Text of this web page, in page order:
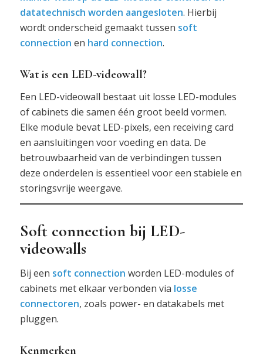
datatechnisch worden aangesloten. Hierbij
wordt onderscheid gemaakt tussen soft
connection en hard connection.
Wat is een LED-videowall?
Een LED-videowall bestaat uit losse LED-modules
of cabinets die samen één groot beeld vormen.
Elke module bevat LED-pixels, een receiving card
en aansluitingen voor voeding en data. De
betrouwbaarheid van de verbindingen tussen
deze onderdelen is essentieel voor een stabiele en
storingsvrije weergave.
Soft connection bij LED-
videowalls
Bij een soft connection worden LED-modules of
cabinets met elkaar verbonden via losse
connectoren, zoals power- en datakabels met
pluggen.
Kenmerken